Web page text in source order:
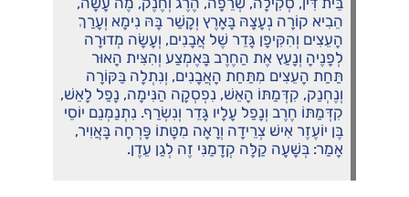
הֵבִיא קוֹרָה נְעָצָהּ בָּאָרֶץ וְקָשַׁר בָּהּ נִימָא וְעָרַךְ
הָעֵצִים וְהִקִּיפָן גָּדֵר שֶׁל אֲבָנִים, וְעָשָׂה מְדוּרָה
לְפָנֶיהָ וְנָעַץ אֶת הַחֶרֶב בָּאֶמְצַע וְהִצִּית הָאוּר
תַּחַת הָעֵצִים מִתַּחַת הָאֲבָנִים, וְנִתְלָה בַּקּוֹרָה
וְנֶחְנַק, קִדְּמַתּוֹ הָאֵשׁ, נִפְסְקָה הַנִּימָה, נָפַל לָאֵשׁ,
קִדְּמַתּוֹ חֶרֶב וְנָפַל עָלָיו גָּדֵר וְנִשְׂרַף. נִתְנַמְנֵם יוֹסֵי
בֶּן יוֹעֶזֶר אִישׁ צְרֵידָה וְרָאָה מִטָּתוֹ פָּרְחָה בָּאֲוִיר,
אָמַר: בְּשָׁעָה קַלָּה קְדָמַנִּי זֶה לְגַן עֵדֶן.